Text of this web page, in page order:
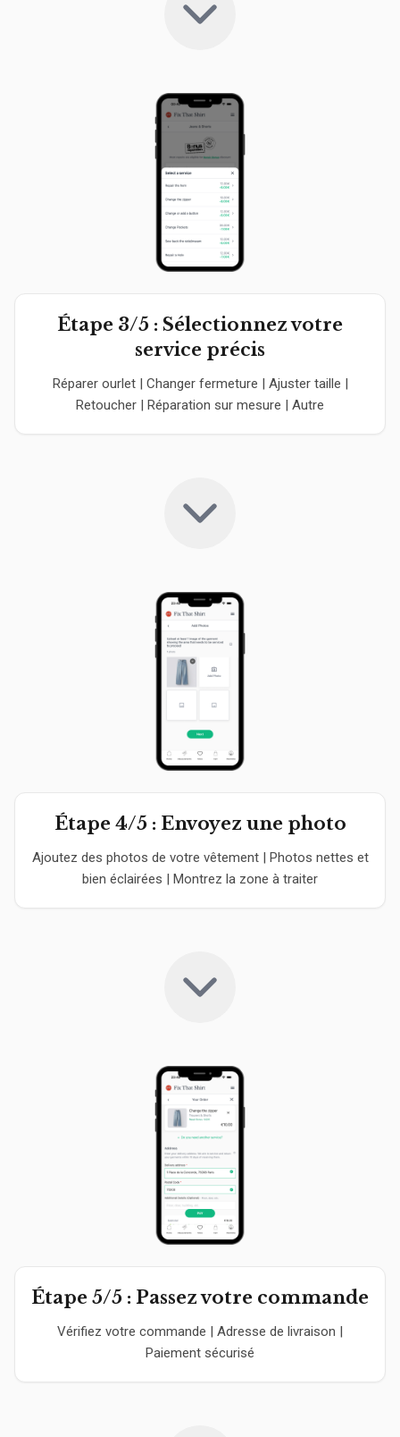
Étape 3/5 : Sélectionnez votre
service précis
Réparer ourlet | Changer fermeture | Ajuster taille |
Retoucher | Réparation sur mesure | Autre
Étape 4/5 : Envoyez une photo
Ajoutez des photos de votre vêtement | Photos nettes et
bien éclairées | Montrez la zone à traiter
Étape 5/5 : Passez votre commande
Vérifiez votre commande | Adresse de livraison |
Paiement sécurisé